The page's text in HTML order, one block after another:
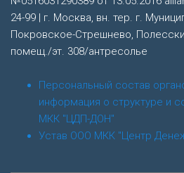
24-99 | г. Москва, вн. тер. г.
Покровское-Стрешнево,
помещ./эт. 308/антресолье
Персональный состав
информация о структуре и
МКК "ЦДП-ДОН"
Устав ООО МКК "Центр